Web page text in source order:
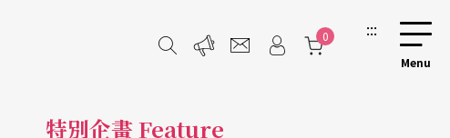
0 :::
特別企畫 Feature